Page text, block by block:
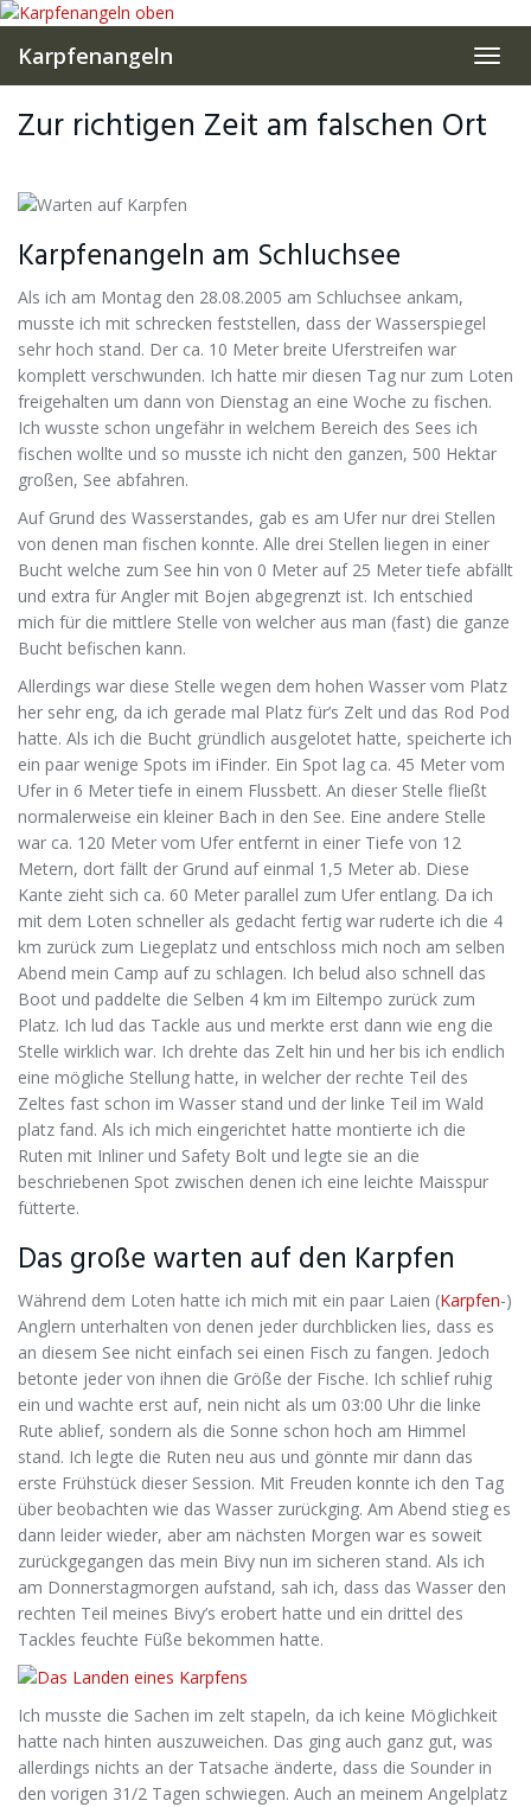
Skip
main
content
Karpfenangeln
Zur richtigen Zeit am falschen Ort
Karpfenangeln am Schluchsee
Als ich am Montag den 28.08.2005 am Schluchsee ankam,
musste ich mit schrecken feststellen, dass der Wasserspiegel
sehr hoch stand. Der ca. 10 Meter breite Uferstreifen war
komplett verschwunden. Ich hatte mir diesen Tag nur zum Loten
freigehalten um dann von Dienstag an eine Woche zu fischen.
Ich wusste schon ungefähr in welchem Bereich des Sees ich
fischen wollte und so musste ich nicht den ganzen, 500 Hektar
großen, See abfahren.
Auf Grund des Wasserstandes, gab es am Ufer nur drei Stellen
von denen man fischen konnte. Alle drei Stellen liegen in einer
Bucht welche zum See hin von 0 Meter auf 25 Meter tiefe abfällt
und extra für Angler mit Bojen abgegrenzt ist. Ich entschied
mich für die mittlere Stelle von welcher aus man (fast) die ganze
Bucht befischen kann.
Allerdings war diese Stelle wegen dem hohen Wasser vom Platz
her sehr eng, da ich gerade mal Platz für’s Zelt und das Rod Pod
hatte. Als ich die Bucht gründlich ausgelotet hatte, speicherte ich
ein paar wenige Spots im iFinder. Ein Spot lag ca. 45 Meter vom
Ufer in 6 Meter tiefe in einem Flussbett. An dieser Stelle fließt
normalerweise ein kleiner Bach in den See. Eine andere Stelle
war ca. 120 Meter vom Ufer entfernt in einer Tiefe von 12
Metern, dort fällt der Grund auf einmal 1,5 Meter ab. Diese
Kante zieht sich ca. 60 Meter parallel zum Ufer entlang. Da ich
mit dem Loten schneller als gedacht fertig war ruderte ich die 4
km zurück zum Liegeplatz und entschloss mich noch am selben
Abend mein Camp auf zu schlagen. Ich belud also schnell das
Boot und paddelte die Selben 4 km im Eiltempo zurück zum
Platz. Ich lud das Tackle aus und merkte erst dann wie eng die
Stelle wirklich war. Ich drehte das Zelt hin und her bis ich endlich
eine mögliche Stellung hatte, in welcher der rechte Teil des
Zeltes fast schon im Wasser stand und der linke Teil im Wald
platz fand. Als ich mich eingerichtet hatte montierte ich die
Ruten mit Inliner und Safety Bolt und legte sie an die
beschriebenen Spot zwischen denen ich eine leichte Maisspur
fütterte.
Das große warten auf den Karpfen
Während dem Loten hatte ich mich mit ein paar Laien (Karpfen-)
Anglern unterhalten von denen jeder durchblicken lies, dass es
an diesem See nicht einfach sei einen Fisch zu fangen. Jedoch
betonte jeder von ihnen die Größe der Fische. Ich schlief ruhig
ein und wachte erst auf, nein nicht als um 03:00 Uhr die linke
Rute ablief, sondern als die Sonne schon hoch am Himmel
stand. Ich legte die Ruten neu aus und gönnte mir dann das
erste Frühstück dieser Session. Mit Freuden konnte ich den Tag
über beobachten wie das Wasser zurückging. Am Abend stieg es
dann leider wieder, aber am nächsten Morgen war es soweit
zurückgegangen das mein Bivy nun im sicheren stand. Als ich
am Donnerstagmorgen aufstand, sah ich, dass das Wasser den
rechten Teil meines Bivy’s erobert hatte und ein drittel des
Tackles feuchte Füße bekommen hatte.
Ich musste die Sachen im zelt stapeln, da ich keine Möglichkeit
hatte nach hinten auszuweichen. Das ging auch ganz gut, was
allerdings nichts an der Tatsache änderte, dass die Sounder in
den vorigen 31/2 Tagen schwiegen. Auch an meinem Angelplatz